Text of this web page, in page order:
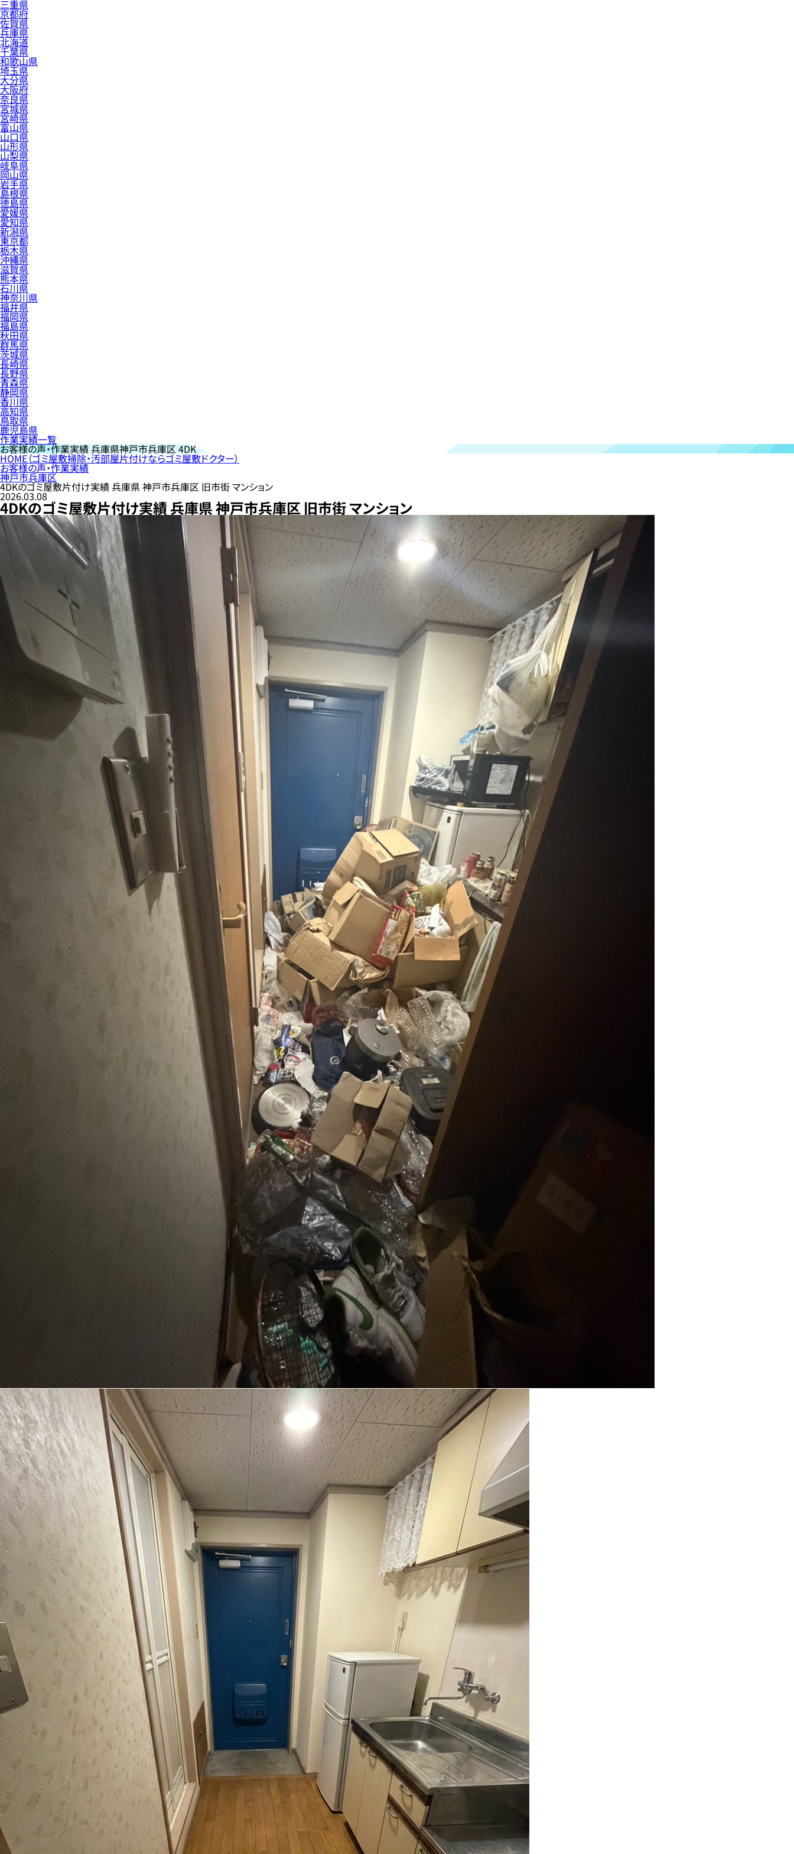
三重県
京都府
佐賀県
兵庫県
北海道
千葉県
和歌山県
埼玉県
大分県
大阪府
奈良県
宮城県
宮崎県
富山県
山口県
山形県
山梨県
岐阜県
岡山県
岩手県
島根県
徳島県
愛媛県
愛知県
新潟県
東京都
栃木県
沖縄県
滋賀県
熊本県
石川県
神奈川県
福井県
福岡県
福島県
秋田県
群馬県
茨城県
長崎県
長野県
青森県
静岡県
香川県
高知県
鳥取県
鹿児島県
作業実績一覧
お客様の声・作業実績兵庫県神戸市兵庫区 4DK
HOME（ゴミ屋敷掃除・汚部屋片付けならゴミ屋敷ドクター）
お客様の声・作業実績
神戸市兵庫区
4DKのゴミ屋敷片付け実績 兵庫県 神戸市兵庫区 旧市街 マンション
2026.03.08
4DKのゴミ屋敷片付け実績 兵庫県 神戸市兵庫区 旧市街 マンション